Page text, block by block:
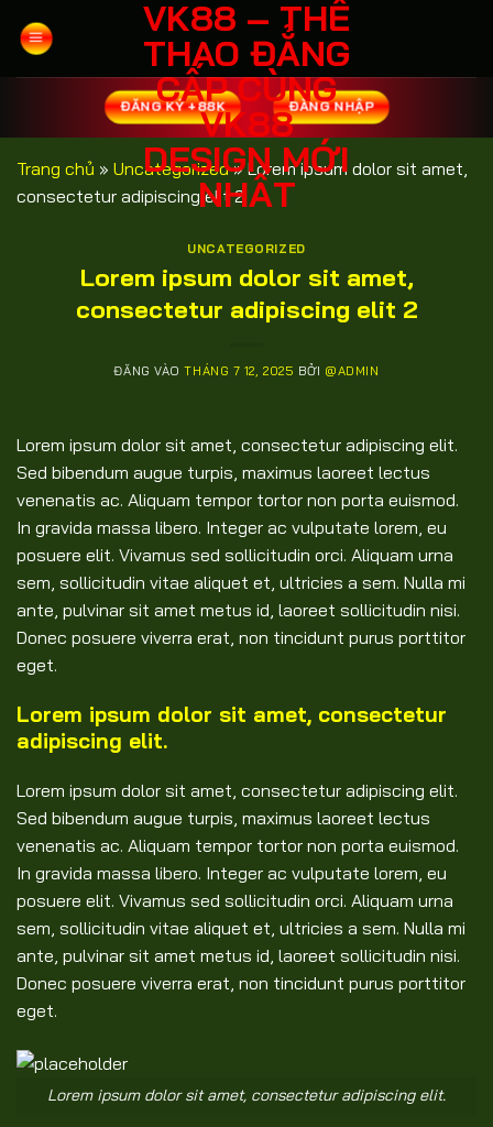
qua
VK88 – THỂ
THAO ĐẲNG
CẤP CÙNG
VK88
DESIGN MỚI
NHẤT
ĐĂNG KÝ +88K ĐĂNG NHẬP
Trang chủ » Uncategorized»Lorem ipsum dolor sit amet,
consectetur adipiscing elit 2
UNCATEGORIZED
Lorem ipsum dolor sit amet,
consectetur adipiscing elit 2
ĐĂNG VÀOTHÁNG 7 12, 2025 BỞI @ADMIN
Lorem ipsum dolor sit amet, consectetur adipiscing elit.
Sed bibendum augue turpis, maximus laoreet lectus
venenatis ac. Aliquam tempor tortor non porta euismod.
In gravida massa libero. Integer ac vulputate lorem, eu
posuere elit. Vivamus sed sollicitudin orci. Aliquam urna
sem, sollicitudin vitae aliquet et, ultricies a sem. Nulla mi
ante, pulvinar sit amet metus id, laoreet sollicitudin nisi.
Donec posuere viverra erat, non tincidunt purus porttitor
eget.
Lorem ipsum dolor sit amet, consectetur
adipiscing elit.
Lorem ipsum dolor sit amet, consectetur adipiscing elit.
Sed bibendum augue turpis, maximus laoreet lectus
venenatis ac. Aliquam tempor tortor non porta euismod.
In gravida massa libero. Integer ac vulputate lorem, eu
posuere elit. Vivamus sed sollicitudin orci. Aliquam urna
sem, sollicitudin vitae aliquet et, ultricies a sem. Nulla mi
ante, pulvinar sit amet metus id, laoreet sollicitudin nisi.
Donec posuere viverra erat, non tincidunt purus porttitor
eget.
Lorem ipsum dolor sit amet, consectetur adipiscing elit.